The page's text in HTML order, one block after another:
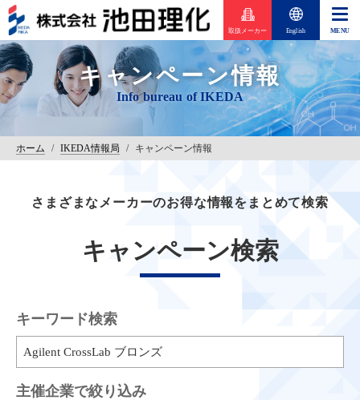
取扱メーカー English
キャンペーン情報
ホーム / IKEDA情報局 / キャンペーン情報
さまざまなメーカーのお得な情報をまとめて検索
キャンペーン検索
キーワード検索
主催企業で絞り込み